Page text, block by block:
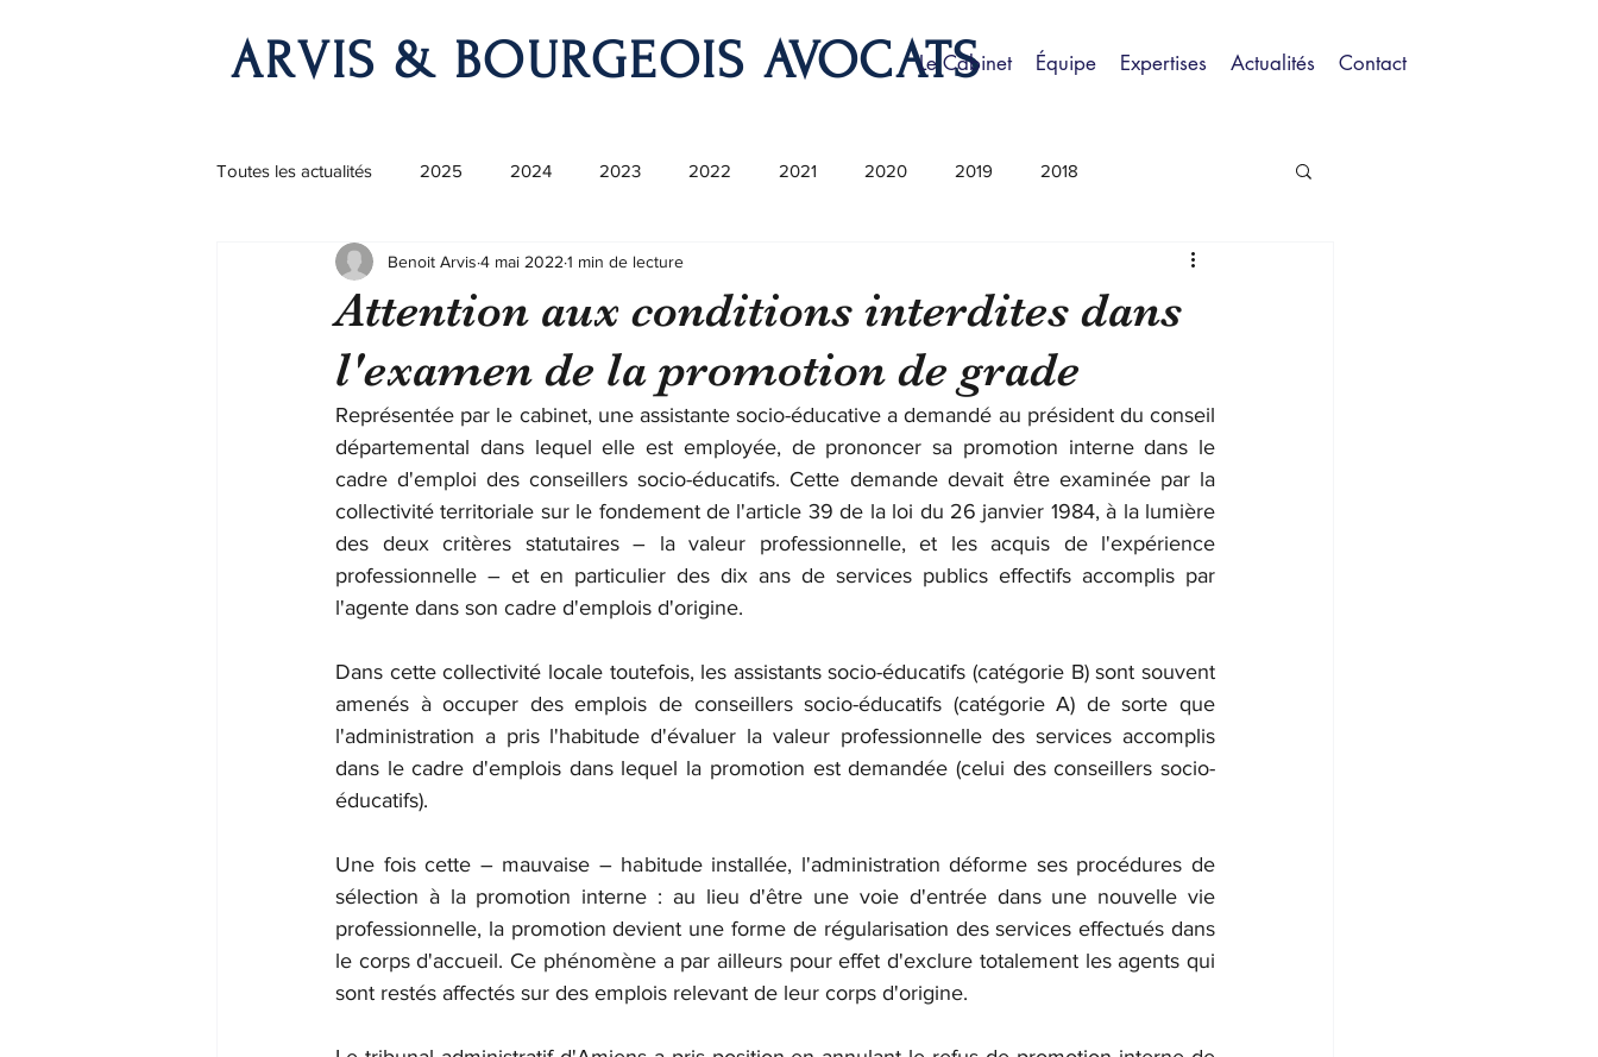
Le Cabinet Équipe Expertises Actualités Contact
ARVIS & BOURGEOIS AVOCATS
Toutes les actualités 2025 2024 2023 2022 2021 2020 2019 2018
Attention aux conditions interdites dans
l'examen de la promotion de grade
Benoit Arvis 4 mai 2022 1 min de lecture
Représentée par le cabinet, une assistante socio-éducative a demandé au président du conseil
départemental dans lequel elle est employée, de prononcer sa promotion interne dans le
cadre d'emploi des conseillers socio-éducatifs. Cette demande devait être examinée par la
collectivité territoriale sur le fondement de l'article 39 de la loi du 26 janvier 1984, à la lumière
des deux critères statutaires – la valeur professionnelle, et les acquis de l'expérience
professionnelle – et en particulier des dix ans de services publics effectifs accomplis par
l'agente dans son cadre d'emplois d'origine.
Dans cette collectivité locale toutefois, les assistants socio-éducatifs (catégorie B) sont souvent
amenés à occuper des emplois de conseillers socio-éducatifs (catégorie A) de sorte que
l'administration a pris l'habitude d'évaluer la valeur professionnelle des services accomplis
dans le cadre d'emplois dans lequel la promotion est demandée (celui des conseillers socio-
éducatifs).
Une fois cette – mauvaise – habitude installée, l'administration déforme ses procédures de
sélection à la promotion interne : au lieu d'être une voie d'entrée dans une nouvelle vie
professionnelle, la promotion devient une forme de régularisation des services effectués dans
le corps d'accueil. Ce phénomène a par ailleurs pour effet d'exclure totalement les agents qui
sont restés affectés sur des emplois relevant de leur corps d'origine.